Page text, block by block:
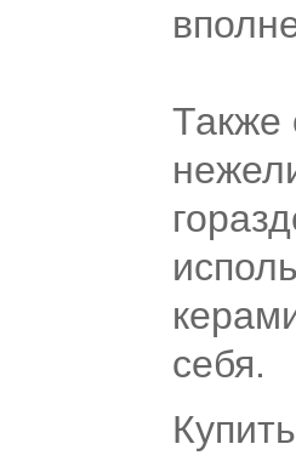
Также
себя.